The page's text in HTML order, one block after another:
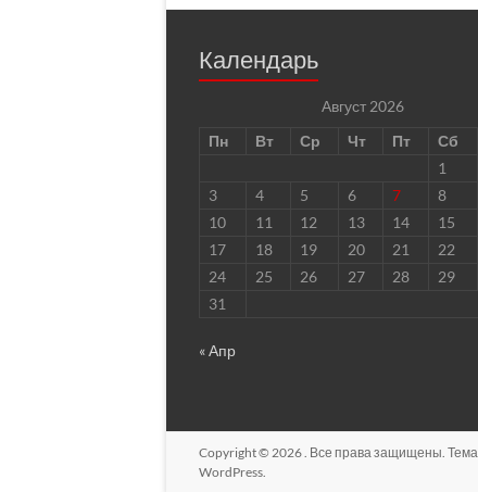
Календарь
Август 2026
Пн
Вт Ср Чт Пт Сб
1
3
4 5 6 7 8
10
11 12 13 14 15
17
18 19 20 21 22
24
25 26 27 28 29
31
« Апр
Copyright © 2026 . Все права защищены. Тема
WordPress